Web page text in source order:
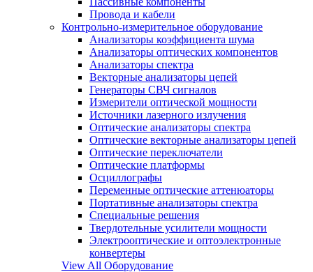
Провода и кабели
Контрольно-измерительное оборудование
Анализаторы коэффициента шума
Анализаторы оптических компонентов
Анализаторы спектра
Векторные анализаторы цепей
Генераторы СВЧ сигналов
Измерители оптической мощности
Источники лазерного излучения
Оптические анализаторы спектра
Оптические векторные анализаторы цепей
Оптические переключатели
Оптические платформы
Осциллографы
Переменные оптические аттенюаторы
Портативные анализаторы спектра
Специальные решения
Твердотельные усилители мощности
Электрооптические и оптоэлектронные
конвертеры
View All Оборудование